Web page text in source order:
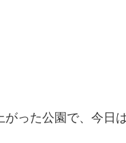
がった公園で、今日